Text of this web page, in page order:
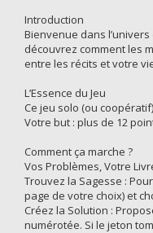
Introduction
Bienvenue dans
découvrez comment les
entre les récits et votre
L’Essence du Jeu
Ce jeu solo (ou
Votre but : plus de 12
Comment ça marche ?
Vos Problèmes, Votre
Trouvez la Sagesse :
page de votre choix) et
Créez la Solution :
numérotée. Si le jeton